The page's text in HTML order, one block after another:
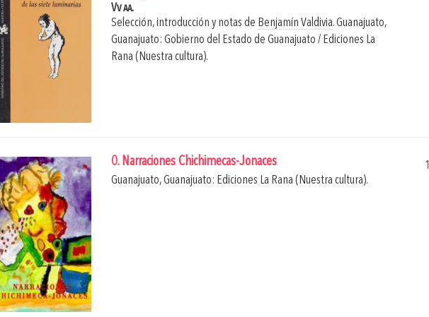
Vv aa.
Selección, introducción y notas de Benjamín Valdivia.Guanajuato,
Guanajuato: Gobierno del Estado de Guanajuato / Ediciones La
Rana (Nuestra cultura).
0. Narraciones Chichimecas-Jonaces
Guanajuato, Guanajuato: Ediciones La Rana (Nuestra cultura).